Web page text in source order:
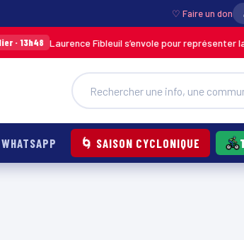
♡ Faire un don
Fibleuil s’envole pour représenter la Martinique
WHATSAPP 🌀 SAISON CYCLONIQUE